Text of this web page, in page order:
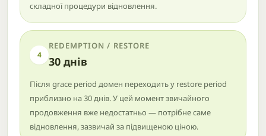
складної процедури відновлення.
4
REDEMPTION / RESTORE
30 днів
Після grace period домен переходить у restore period
приблизно на 30 днів. У цей момент звичайного
продовження вже недостатньо — потрібне саме
відновлення, зазвичай за підвищеною ціною.